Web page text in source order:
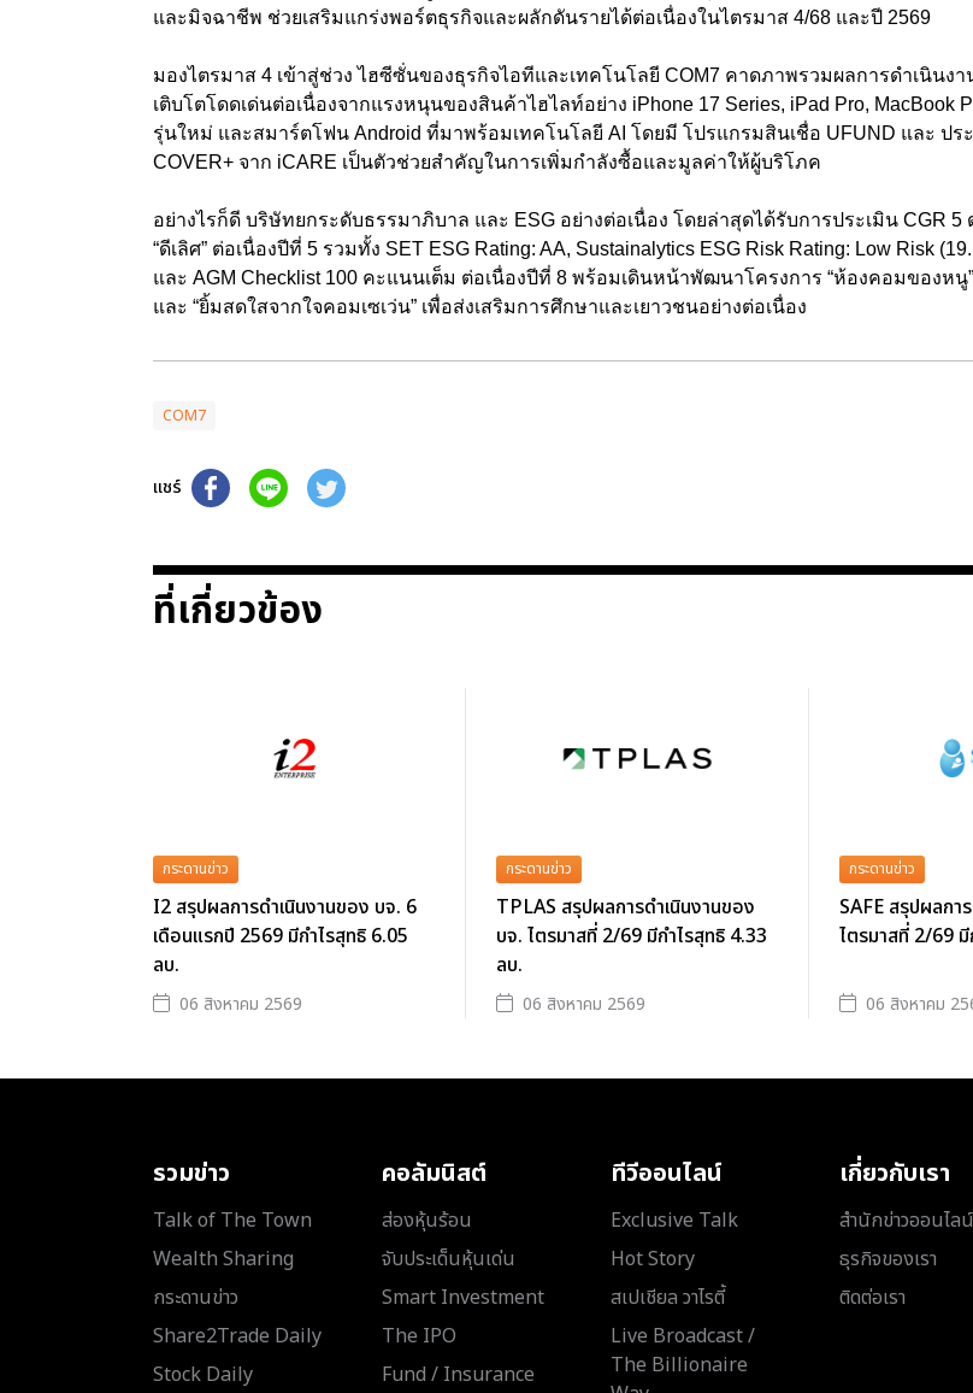
และมิจฉาชีพ ช่วยเสริมแกร่งพอร์ตธุรกิจและผลักดันรายได้ต่อเนื่องในไตรมาส 4/68 และปี 2569
มองไตรมาส 4 เข้าสู่ช่วง ไฮซีซั่นของธุรกิจไอทีและเทคโนโลยี COM7 คาดภาพรวมผลการดำเนินงา
เติบโตโดดเด่นต่อเนื่องจากแรงหนุนของสินค้าไฮไลท์อย่าง iPhone 17 Series, iPad Pro, MacBook
รุ่นใหม่ และสมาร์ตโฟน Android ที่มาพร้อมเทคโนโลยี AI โดยมี โปรแกรมสินเชื่อ UFUND และ ปร
COVER+ จาก iCARE เป็นตัวช่วยสำคัญในการเพิ่มกำลังซื้อและมูลค่าให้ผู้บริโภค
อย่างไรก็ดี บริษัทยกระดับธรรมาภิบาล และ ESG อย่างต่อเนื่อง โดยล่าสุดได้รับการประเมิน CGR 5
“ดีเลิศ” ต่อเนื่องปีที่ 5 รวมทั้ง SET ESG Rating: AA, Sustainalytics ESG Risk Rating: Low Risk
และ AGM Checklist 100 คะแนนเต็ม ต่อเนื่องปีที่ 8 พร้อมเดินหน้าพัฒนาโครงการ “ห้องคอมของหนู”
และ “ยิ้มสดใสจากใจคอมเซเว่น” เพื่อส่งเสริมการศึกษาและเยาวชนอย่างต่อเนื่อง
COM7
แชร์
ที่เกี่ยวข้อง
กระดานข่าว
I2 สรุปผลการดำเนินงานของ บจ. 6
เดือนแรกปี 2569 มีกำไรสุทธิ 6.05
ลบ.
06 สิงหาคม 2569
กระดานข่าว
TPLAS สรุปผลการดำเนินงานของ
บจ. ไตรมาสที่ 2/69 มีกำไรสุทธิ 4.33
ลบ.
06 สิงหาคม 2569
กระดานข่าว
SAFE สรุปผลกา
ไตรมาสที่ 2/69
06 สิงหาคม
รวมข่าว
Talk of The Town
Wealth Sharing
กระดานข่าว
Share2Trade Daily
Stock Daily
คอลัมนิสต์
ส่องหุ้นร้อน
จับประเด็นหุ้นเด่น
Smart Investment
The IPO
Fund / Insurance
ทีวีออนไลน์
Exclusive Talk
Hot Story
สเปเชียล วาไรตี้
Live Broadcast /
The Billionaire
เกี่ยวกับเรา
สำนักข่าวออนไลน์
ธุรกิจของเรา
ติดต่อเรา